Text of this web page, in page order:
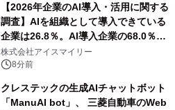
【2026年企業のAI導入・活用に関する
調査】AIを組織として導入できている
企業は26.8％。AI導入企業の68.0％
が、自社でのAI導入・活用は「上手く
いっている」と回答
株式会社アイスマイリー
8分前
クレステックの生成AIチャットボット
「ManuAI bot」、 三菱自動車のWeb